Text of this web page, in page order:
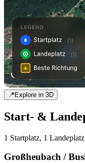
📍Explore in 3D
Start- &
1 Startplatz, 1 Landeplatz
Großheubach /